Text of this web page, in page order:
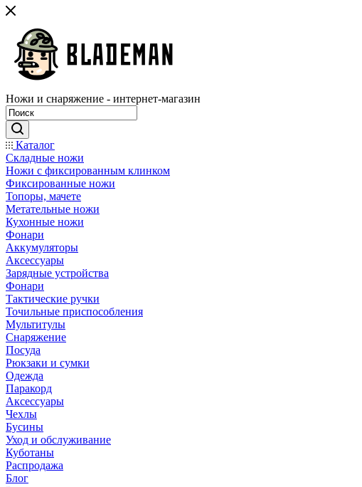
Ножи и снаряжение - интернет-магазин
Каталог
Складные ножи
Ножи с фиксированным клинком
Фиксированные ножи
Топоры, мачете
Метательные ножи
Кухонные ножи
Фонари
Аккумуляторы
Аксессуары
Зарядные устройства
Фонари
Тактические ручки
Точильные приспособления
Мультитулы
Снаряжение
Посуда
Рюкзаки и сумки
Одежда
Паракорд
Аксессуары
Чехлы
Бусины
Уход и обслуживание
Куботаны
Распродажа
Блог